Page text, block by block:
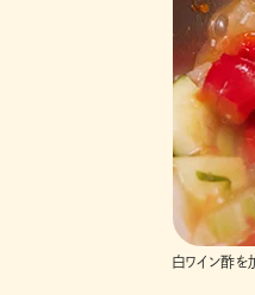
白ワイン酢を